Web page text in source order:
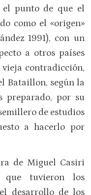
el punto de que el
como el «origen»
1991), con un
a otros países
contradicción,
Bataillon, según la
preparado, por su
de estudios
a hacerlo por
de Miguel Casiri
que tuvieron los
desarrollo de los